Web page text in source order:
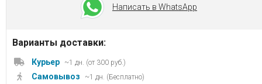
Написать в WhatsApp
Варианты доставки:
Курьер ~1 дн. (от 300 руб.)
Самовывоз ~1 дн. (Бесплатно)